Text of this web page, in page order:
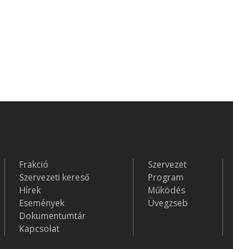
Frakció
Szervezeti kereső
Hírek
Események
Dokumentumtár
Kapcsolat
Szervezet
Program
Működés
Üvegzseb